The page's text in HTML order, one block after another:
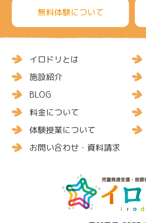
無料体験について
イロドリとは
施設紹介
BLOG
料金について
体験授業について
お問い合わせ・資料請求